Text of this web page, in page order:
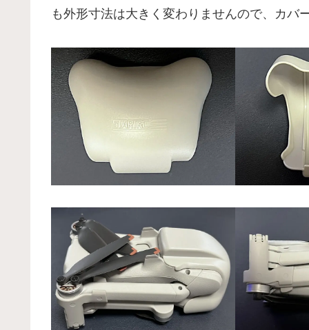
も外形寸法は大きく変わりませんので、カバ